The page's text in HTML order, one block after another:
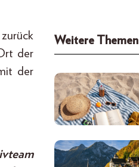
der
der
Weitere Themen